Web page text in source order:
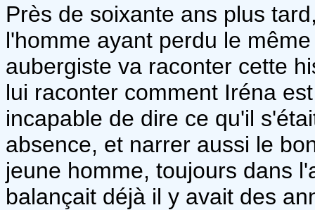
Près de soixante ans plus
l'homme ayant perdu le
aubergiste va raconter cette
lui raconter comment Iréna
incapable de dire ce qu'il
absence, et narrer aussi le
jeune homme, toujours dans
balançait déjà il y avait des